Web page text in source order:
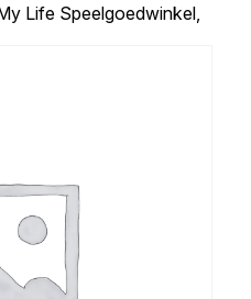
Life Speelgoedwinkel,